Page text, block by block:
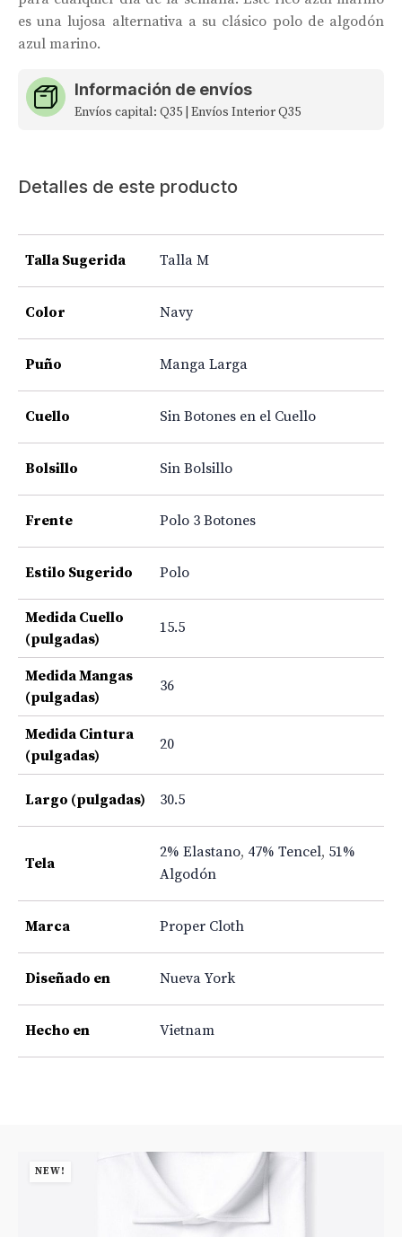
es una lujosa alternativa a su clásico polo de algodón
azul marino.
Información de envíos
Envíos capital: Q35 | Envíos Interior Q35
Detalles de este producto
Talla Sugerida Talla M
Color Navy
Puño Manga Larga
Cuello Sin Botones en el Cuello
Bolsillo Sin Bolsillo
Frente Polo 3 Botones
Estilo Sugerido Polo
Medida Cuello
(pulgadas)
15.5
Medida Mangas
(pulgadas)
36
Medida Cintura
(pulgadas)
20
Largo (pulgadas) 30.5
Tela
2% Elastano, 47% Tencel, 51%
Algodón
Marca Proper Cloth
Diseñado en Nueva York
Hecho en Vietnam
NEW!